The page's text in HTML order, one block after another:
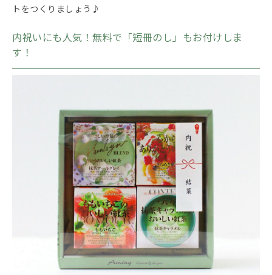
トをつくりましょう♪
内祝いにも人気！無料で「短冊のし」もお付けしま
す！